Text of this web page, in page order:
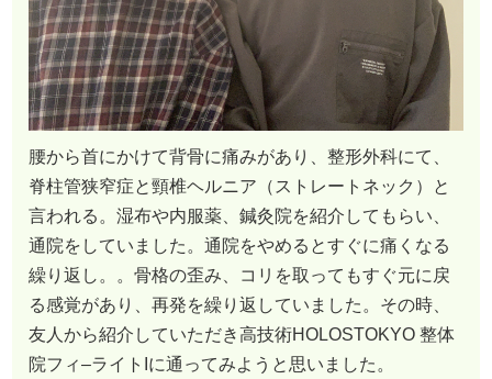
腰から首にかけて背骨に痛みがあり、整形外科にて、
脊柱管狭窄症と頸椎ヘルニア（ストレートネック）と
言われる。湿布や内服薬、鍼灸院を紹介してもらい、
通院をしていました。通院をやめるとすぐに痛くなる
繰り返し。。骨格の歪み、コリを取ってもすぐ元に戻
る感覚があり、再発を繰り返していました。その時、
友人から紹介していただき高技術HOLOSTOKYO 整体
院フィ–ライトIに通ってみようと思いました。